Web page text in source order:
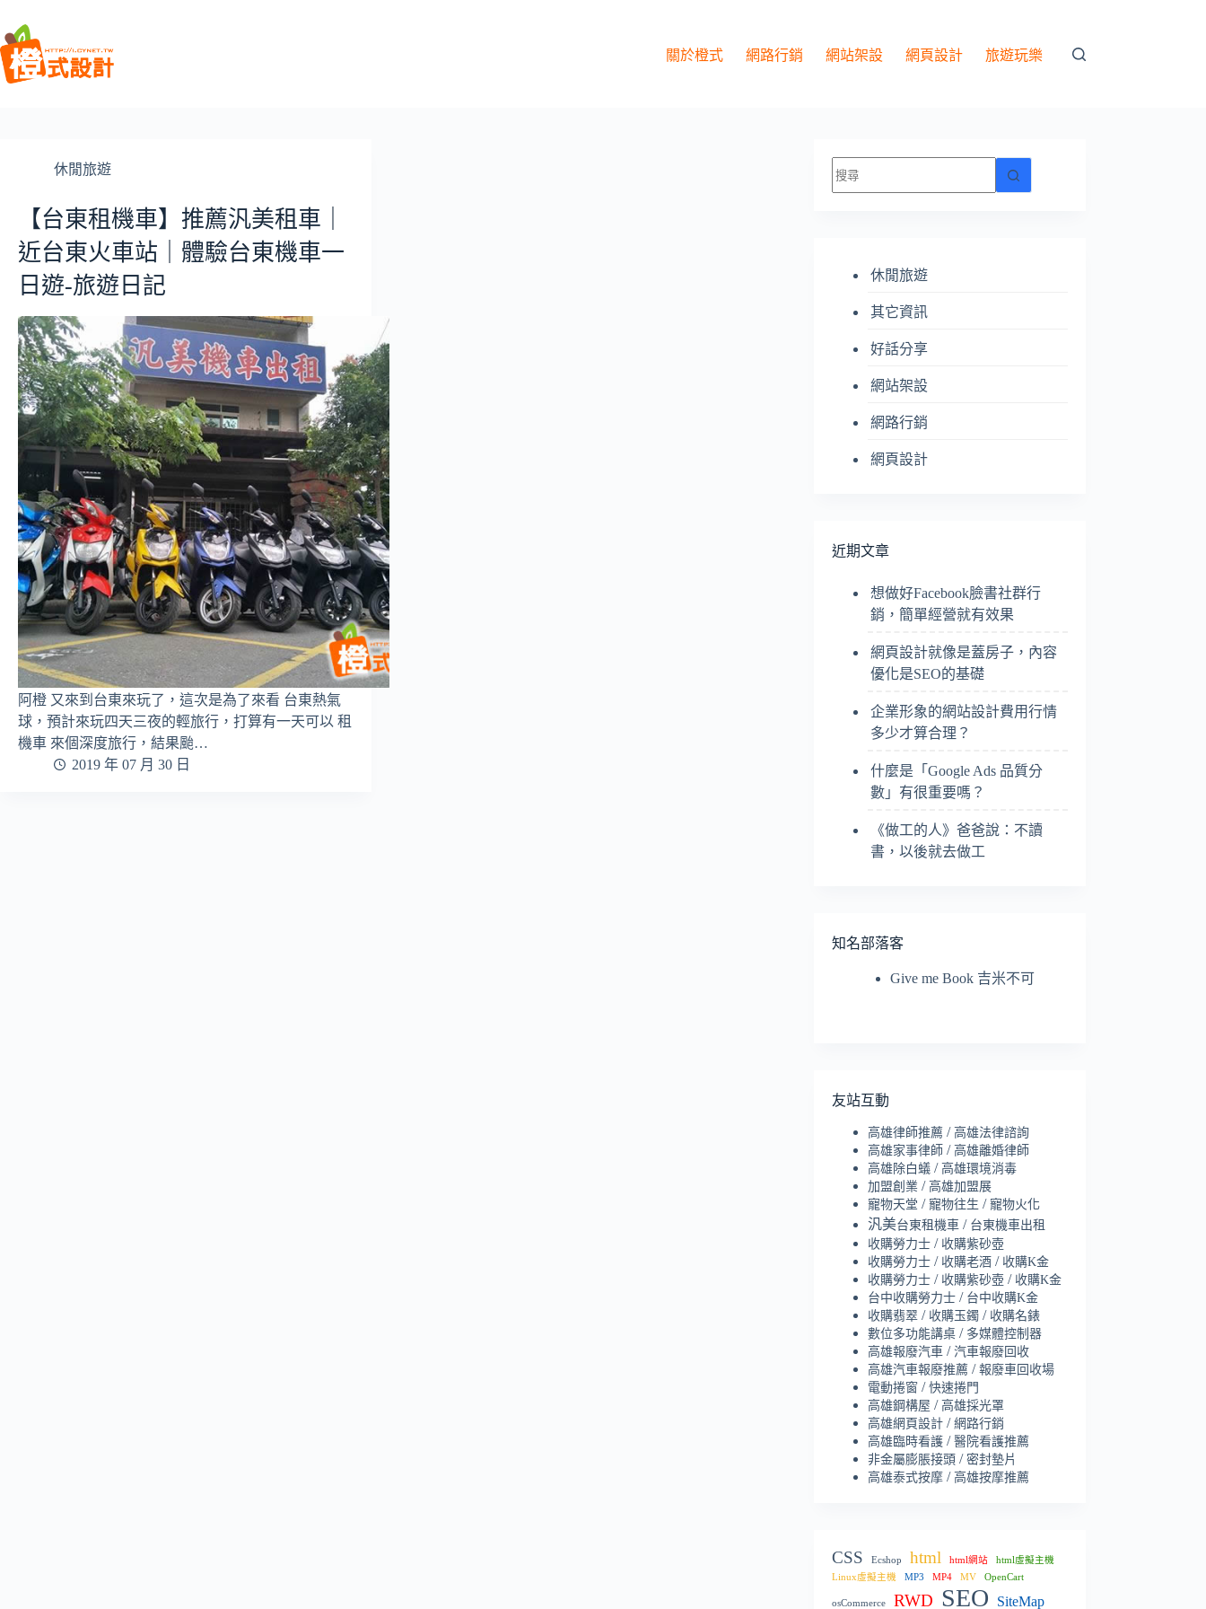
至
主
要
關於橙式 網路行銷 網站架設 網頁設計 旅遊玩樂
休閒旅遊
【台東租機車】推薦汎美租車｜
近台東火車站｜體驗台東機車一
日遊-旅遊日記
阿橙 又來到台東來玩了，這次是為了來看 台東熱氣
球，預計來玩四天三夜的輕旅行，打算有一天可以 租
機車 來個深度旅行，結果颱…
2019 年 07 月 30 日
找
不
休閒旅遊
其它資訊
好話分享
網站架設
網路行銷
網頁設計
近期文章
想做好Facebook臉書社群行
銷，簡單經營就有效果
網頁設計就像是蓋房子，內容
優化是SEO的基礎
企業形象的網站設計費用行情
多少才算合理？
什麼是「Google Ads 品質分
數」有很重要嗎？
《做工的人》爸爸說：不讀
書，以後就去做工
知名部落客
Give me Book 吉米不可
友站互動
高雄律師推薦 /高雄法律諮詢
高雄家事律師 /高雄離婚律師
高雄除白蟻 /高雄環境消毒
加盟創業 /高雄加盟展
寵物天堂 /寵物往生 /寵物火化
汎美台東租機車 / 台東機車出租
收購勞力士 / 收購紫砂壺
收購勞力士 / 收購老酒 / 收購K金
收購勞力士 / 收購紫砂壺 / 收購K金
台中收購勞力士 / 台中收購K金
收購翡翠 / 收購玉鐲 / 收購名錶
數位多功能講桌 / 多媒體控制器
高雄報廢汽車 /汽車報廢回收
高雄汽車報廢推薦 /報廢車回收場
電動捲窗 /快速捲門
高雄鋼構屋 /高雄採光罩
高雄網頁設計 /網路行銷
高雄臨時看護 /醫院看護推薦
非金屬膨脹接頭 /密封墊片
高雄泰式按摩 /高雄按摩推薦
CSS Ecshop html html網站
html虛擬主機
Linux虛擬主機
MP3 MP4 MV OpenCart
osCommerce RWD SEO SiteMap